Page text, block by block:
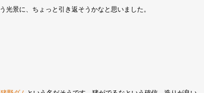
景に、ちょっと引き返そうかなと思いました。